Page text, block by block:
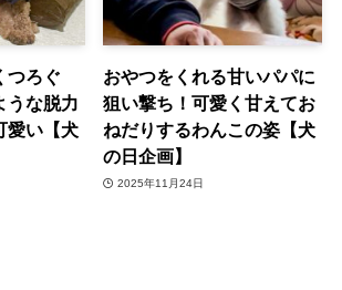
つろぐ
うな脱力
愛い【犬
おやつをくれる甘いパパに
狙い撃ち！可愛く甘えてお
ねだりするわんこの姿【犬
の日企画】
2025年11月24日